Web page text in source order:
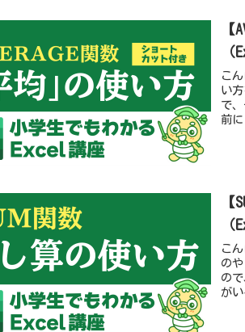
【
（
こ
い
で
前
【
（
こ
の
の
が